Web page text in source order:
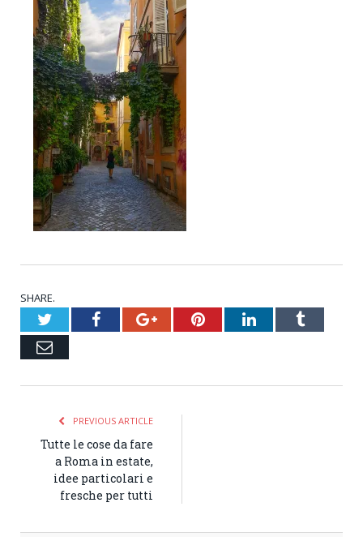
SHARE.
TwitterFacebookGoogle+PinterestLinkedInTumblr
Email
PREVIOUS ARTICLE
Tutte le cose da fare
a Roma in estate,
idee particolari e
fresche per tutti